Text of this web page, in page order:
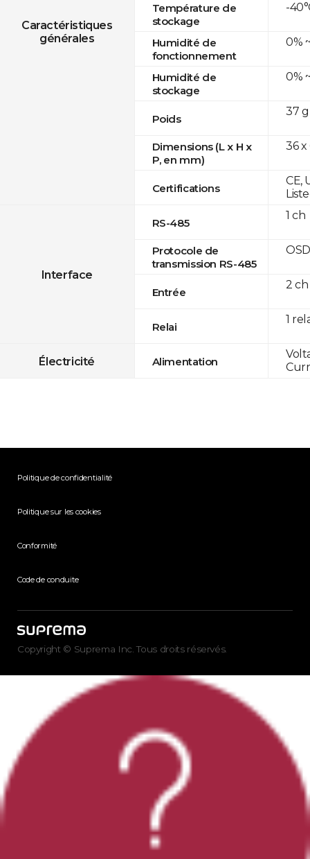
Caractéristiques
générales
Température de
stockage
Humidité de
fonctionnement
Humidité de
stockage
Poids
Dimensions (L x H x
P, en mm)
Certifications
Interface
RS-485
Protocole de
transmission RS-485
Entrée
Relai
Électricité Alimentation
-
0%
0%
37 g
36 x
CE,
1 ch
2 ch
1
Politique de confidentialité
Politique sur les cookies
Conformité
Code de conduite
Copyright © Suprema Inc. Tous droits réservés.